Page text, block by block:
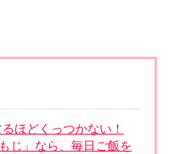
ほどくっつかない！
じ」なら、毎日ご飯を